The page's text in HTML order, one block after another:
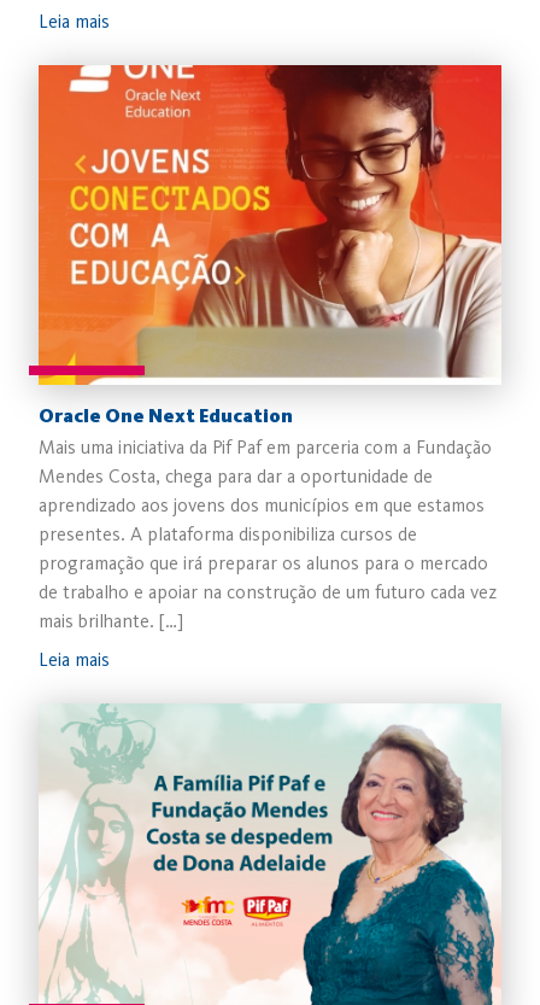
Leia mais
Oracle One Next Education
Mais uma iniciativa da Pif Paf em parceria com a Fundação
Mendes Costa, chega para dar a oportunidade de
aprendizado aos jovens dos municípios em que estamos
presentes. A plataforma disponibiliza cursos de
programação que irá preparar os alunos para o mercado
de trabalho e apoiar na construção de um futuro cada vez
mais brilhante. […]
Leia mais